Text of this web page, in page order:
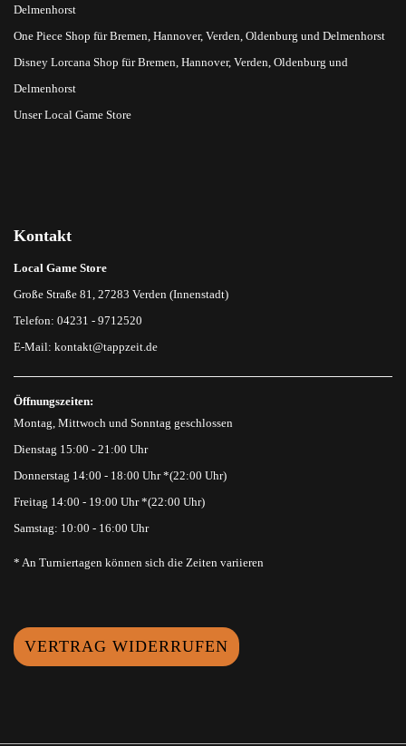
Delmenhorst
One Piece Shop für Bremen, Hannover, Verden, Oldenburg und Delmenhorst
Disney Lorcana Shop für Bremen, Hannover, Verden, Oldenburg und
Delmenhorst
Unser Local Game Store
Kontakt
Local Game Store
Große Straße 81, 27283 Verden (Innenstadt)
Telefon: 04231 - 9712520
E-Mail: kontakt@tappzeit.de
Öffnungszeiten:
Montag, Mittwoch und Sonntag geschlossen
Dienstag 15:00 - 21:00 Uhr
Donnerstag 14:00 - 18:00 Uhr *(22:00 Uhr)
Freitag 14:00 - 19:00 Uhr *(22:00 Uhr)
Samstag: 10:00 - 16:00 Uhr
* An Turniertagen können sich die Zeiten variieren
VERTRAG WIDERRUFEN